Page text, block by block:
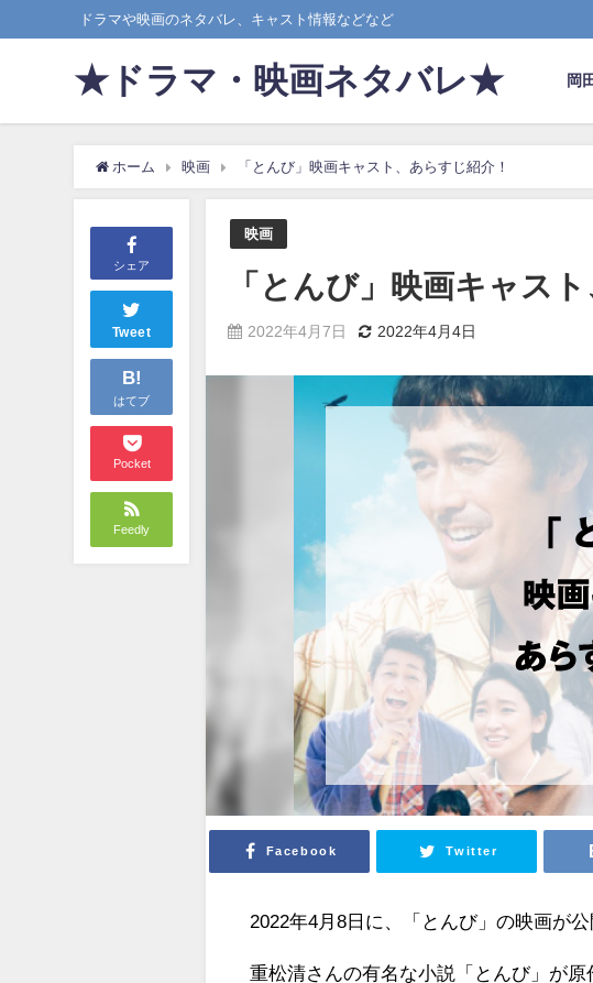
ドラマや映画のネタバレ、キャスト情報などなど
★ドラマ・映画ネタバレ★ 岡
ホーム 映画 「とんび」映画キャスト、あらすじ紹介！
シェア
Tweet
B!
はてブ
Pocket
Feedly
映画
「とんび」映画キャス
2022年4月7日 2022年4月4日
Facebook Twitter
2022年4月8日に、「とんび」の映画が公
重松清さんの有名な小説「とんび」が